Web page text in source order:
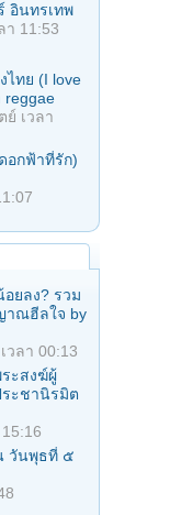
อินทรเทพ
า 11:53
ไทย (I love
reggae
ย์ เวลา
อกฟ้าที่รัก)
ยลง? รวม
าณฮีลใจ by
วลา 00:13
ะสงฆ์ผู้
ะชานิรมิต
วันพุธที่ ๕